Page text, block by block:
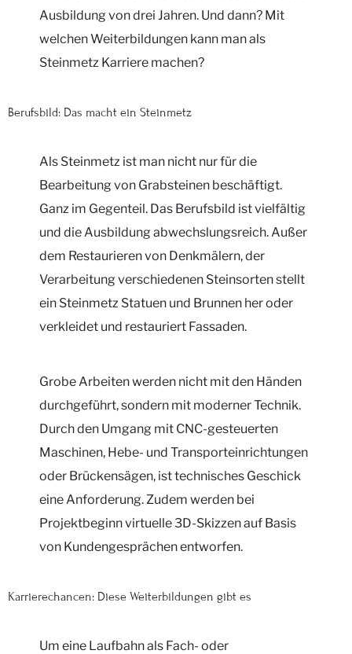
Ausbildung von drei Jahren. Und dann? Mit
welchen Weiterbildungen kann man als
Steinmetz Karriere machen?
Berufsbild: Das macht ein Steinmetz
Als Steinmetz ist man nicht nur für die
Bearbeitung von Grabsteinen beschäftigt.
Ganz im Gegenteil. Das Berufsbild ist vielfältig
und die Ausbildung abwechslungsreich. Außer
dem Restaurieren von Denkmälern, der
Verarbeitung verschiedenen Steinsorten stellt
ein Steinmetz Statuen und Brunnen her oder
verkleidet und restauriert Fassaden.
Grobe Arbeiten werden nicht mit den Händen
durchgeführt, sondern mit moderner Technik.
Durch den Umgang mit CNC-gesteuerten
Maschinen, Hebe- und Transporteinrichtungen
oder Brückensägen, ist technisches Geschick
eine Anforderung. Zudem werden bei
Projektbeginn virtuelle 3D-Skizzen auf Basis
von Kundengesprächen entworfen.
Karrierechancen: Diese Weiterbildungen gibt es
Um eine Laufbahn als Fach- oder